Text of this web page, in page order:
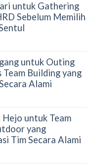
untuk Gathering
Sebelum Memilih
untuk Outing
Building yang
Alami
untuk Team
yang
Tim Secara Alami